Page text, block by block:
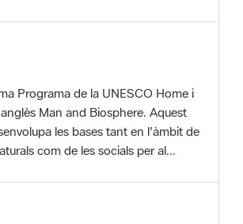
Man and Biosphere. Aquest
com de les socials per al...
natural d'extensió relativament